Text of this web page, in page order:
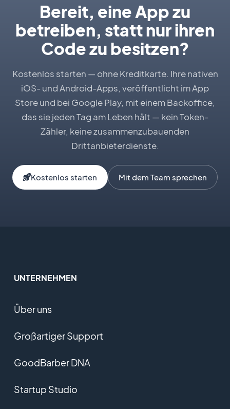
Bereit, eine App zu
betreiben, statt nur ihren
Code zu besitzen?
Kostenlos starten — ohne Kreditkarte. Ihre nativen
iOS- und Android-Apps, veröffentlicht im App
Store und bei Google Play, mit einem Backoffice,
das sie jeden Tag am Leben hält — kein Token-
Zähler, keine zusammenzubauenden
Drittanbieterdienste.
Kostenlos starten Mit dem Team sprechen
UNTERNEHMEN
Über uns
Großartiger Support
GoodBarber DNA
Startup Studio